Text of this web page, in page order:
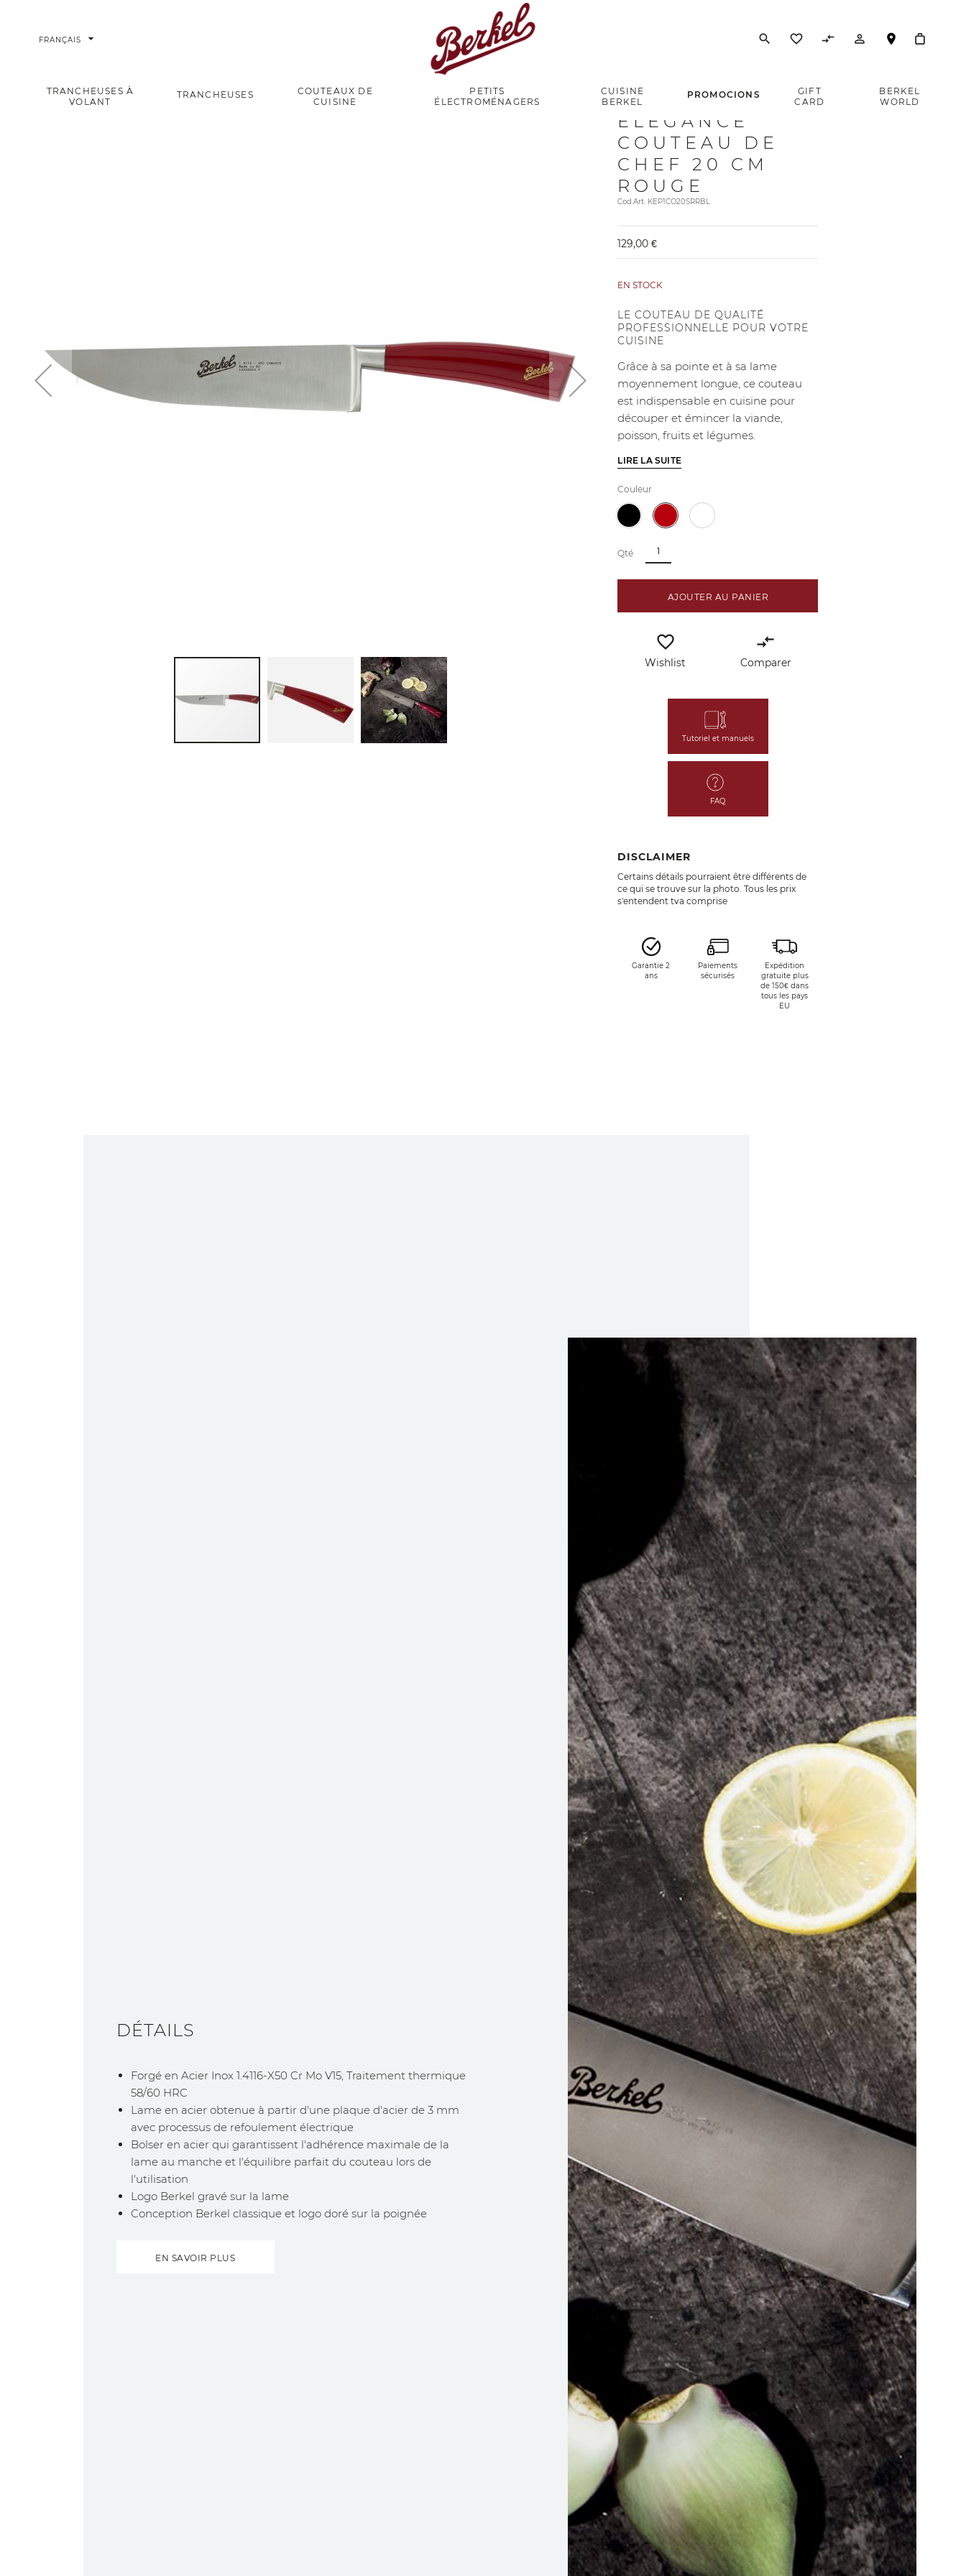
FRANÇAIS arrow_drop_down search favorite_border compare_arrows person_outline
TRANCHEUSES À
VOLANT
TRANCHEUSES
COUTEAUX DE
CUISINE
PETITS
ÉLECTROMÉNAGERS
CUISINE
BERKEL
PROMOCIONS
GIFT
CARD
BERKEL
WORLD
Accueil Elegance Couteau de Chef 20 cm Rouge
ELEGANCE
COUTEAU DE
CHEF 20 CM
ROUGE
Cod.Art. KEP1CO20SRRBL
129,00 €
EN STOCK
LE COUTEAU DE QUALITÉ
PROFESSIONNELLE POUR VOTRE
CUISINE
Grâce à sa pointe et à sa lame
moyennement longue, ce couteau
est indispensable en cuisine pour
découper et émincer la viande,
poisson, fruits et légumes.
LIRE LA SUITE
Couleur
Qté
AJOUTER AU PANIER
favorite_border
Wishlist
compare_arrows
Comparer
Tutoriel et manuels
FAQ
DISCLAIMER
Certains détails pourraient être différents de
ce qui se trouve sur la photo. Tous les prix
s'entendent tva comprise
Garantie 2
ans
Paiements
sécurisés
Expédition
gratuite plus
de 150€ dans
tous les pays
EU
DÉTAILS
Forgé en Acier Inox 1.4116-X50 Cr Mo V15; Traitement thermique
58/60 HRC
Lame en acier obtenue à partir d'une plaque d'acier de 3 mm
avec processus de refoulement électrique
Bolser en acier qui garantissent l'adhérence maximale de la
lame au manche et l'équilibre parfait du couteau lors de
l'utilisation
Logo Berkel gravé sur la lame
Conception Berkel classique et logo doré sur la poignée
EN SAVOIR PLUS